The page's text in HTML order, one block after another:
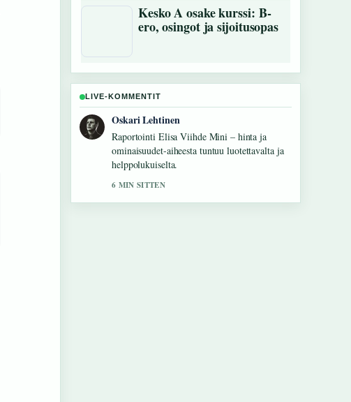
Kesko A osake kurssi: B-
ero, osingot ja sijoitusopas
LIVE-KOMMENTIT
Sanni Heikkinen
Vahvaa tarkistustyota liittyen Sydämen
vajaatoiminta ja jalkojen turvotus – oireet....
Useampien medioiden tulisi kirjoittaa nain.
8 MIN SITTEN